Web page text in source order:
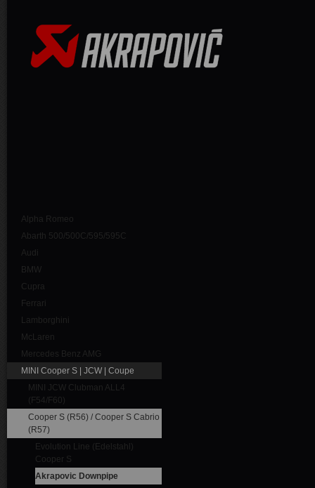
Alpha Romeo
Abarth 500/500C/595/595C
Audi
BMW
Cupra
Ferrari
Lamborghini
McLaren
Mercedes Benz AMG
MINI Cooper S | JCW | Coupe
MINI JCW Clubman ALL4
(F54/F60)
Cooper S (R56) / Cooper S Cabrio
(R57)
Evolution Line (Edelstahl)
Cooper S
Akrapovic Downpipe